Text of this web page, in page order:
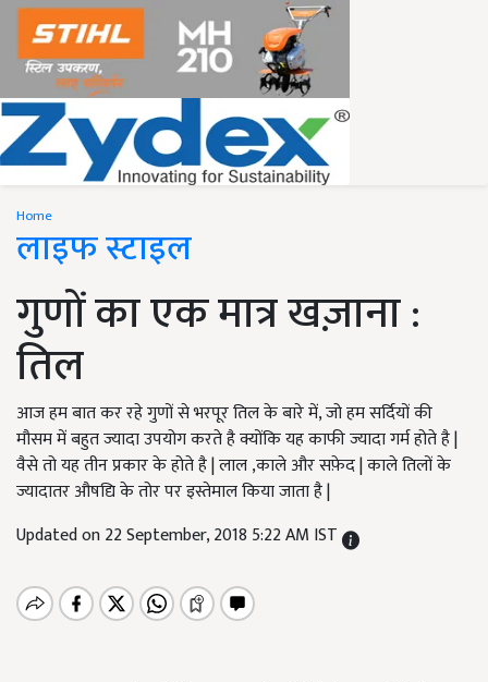
Home
लाइफ स्टाइल
गुणों का एक मात्र खज़ाना :
तिल
आज हम बात कर रहे गुणों से भरपूर तिल के बारे में, जो हम सर्दियों की
मौसम में बहुत ज्यादा उपयोग करते है क्योंकि यह काफी ज्यादा गर्म होते है |
वैसे तो यह तीन प्रकार के होते है | लाल ,काले और सफ़ेद | काले तिलों के
ज्यादातर औषद्यि के तोर पर इस्तेमाल किया जाता है |
Updated on 22 September, 2018 5:22 AM IST